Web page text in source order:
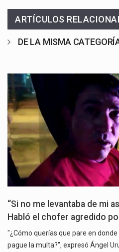
ARTÍCULOS
DE LA MISMA
“Si no me levantaba de mi
Habló el chofer agredido
"¿Cómo querías que pare en
pague la multa?", expresó Ángel